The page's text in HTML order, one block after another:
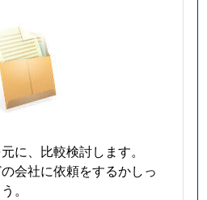
に、比較検討します。
会社に依頼をするかしっ
。